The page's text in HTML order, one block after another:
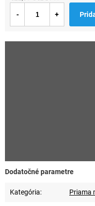
Dodatočné parametre
Kategória: Priama
cena: